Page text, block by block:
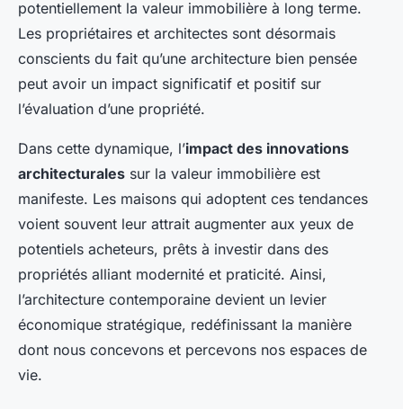
potentiellement la valeur immobilière à long terme.
Les propriétaires et architectes sont désormais
conscients du fait qu’une architecture bien pensée
peut avoir un impact significatif et positif sur
l’évaluation d’une propriété.
Dans cette dynamique, l’impact des innovations
architecturales sur la valeur immobilière est
manifeste. Les maisons qui adoptent ces tendances
voient souvent leur attrait augmenter aux yeux de
potentiels acheteurs, prêts à investir dans des
propriétés alliant modernité et praticité. Ainsi,
l’architecture contemporaine devient un levier
économique stratégique, redéfinissant la manière
dont nous concevons et percevons nos espaces de
vie.